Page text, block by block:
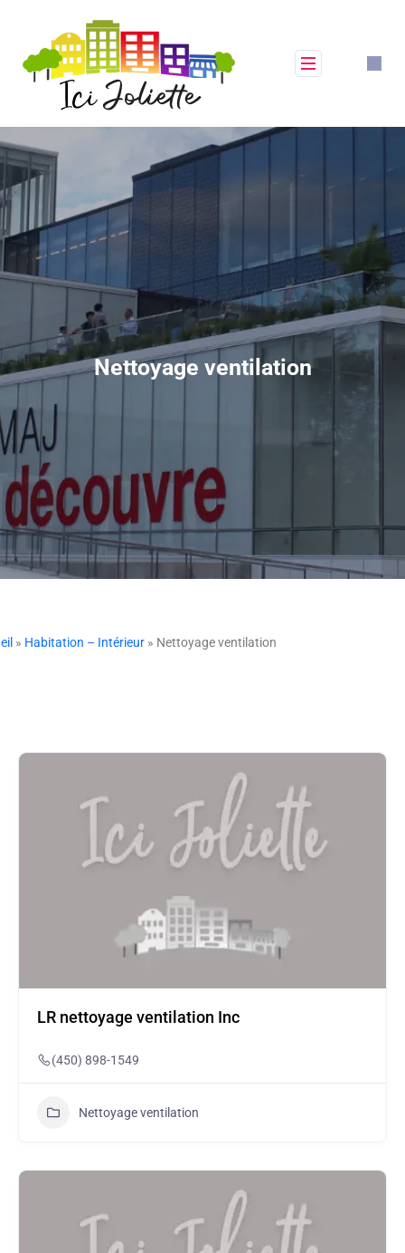
Nettoyage ventilation
» Habitation – Intérieur » Nettoyage ventilation
LR nettoyage ventilation Inc
(450) 898-1549
Nettoyage ventilation